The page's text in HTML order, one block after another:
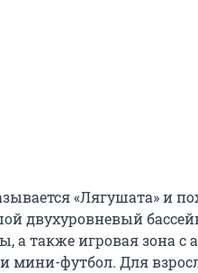
«Лягушата» и
двухуровневый
а также игровая зона с
мини-футбол. Для